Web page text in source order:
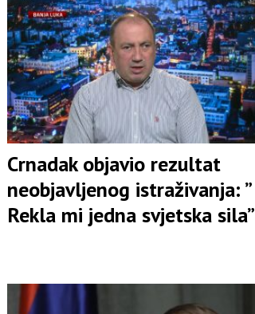
Crnadak objavio rezultat
neobjavljenog istraživanja: ”
Rekla mi jedna svjetska sila”